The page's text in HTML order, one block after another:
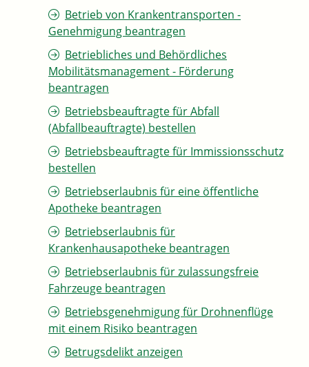
Betrieb von Krankentransporten -
Genehmigung beantragen
Betriebliches und Behördliches
Mobilitätsmanagement - Förderung
beantragen
Betriebsbeauftragte für Abfall
(Abfallbeauftragte) bestellen
Betriebsbeauftragte für Immissionsschutz
bestellen
Betriebserlaubnis für eine öffentliche
Apotheke beantragen
Betriebserlaubnis für
Krankenhausapotheke beantragen
Betriebserlaubnis für zulassungsfreie
Fahrzeuge beantragen
Betriebsgenehmigung für Drohnenflüge
mit einem Risiko beantragen
Betrugsdelikt anzeigen